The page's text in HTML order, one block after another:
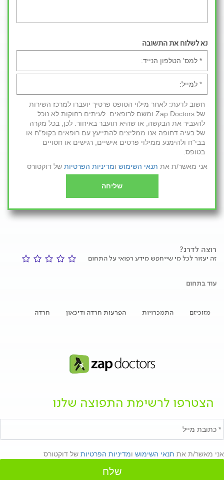
נא לשלוח את התשובה
חשוב לדעת: לאחר מילוי הטופס פרטיך יועברו למרכז השירות
של Zap Doctors ומשם לרופאים. לעיתים רחוקות לא נוכל
להעביר את הבקשה, או שהיא תועבר באיחור. לכן, בכל מקרה
של בעיה דחופה אנו ממליצים להתייעץ עם רופאים בקופ"ח או
בבי"ח ולהימנע ממילוי פרטים אישיים, רגישים או חסויים
בטופס.
אני מאשר/ת את תנאי השימוש ומדיניות הפרטיות של דוקטורס
שליחה
רוצה לדרג?
זה יעזור לכל מי שייחפש מידע רפואי על התחום
עוד בתחום
מזוכיזם התמכרויות הפרעות חרדה ודיכאון חרדה
הצטרפו לרשימת התפוצה שלנו
אני מאשר/ת את תנאי השימוש ומדיניות הפרטיות של דוקטורס
שלח